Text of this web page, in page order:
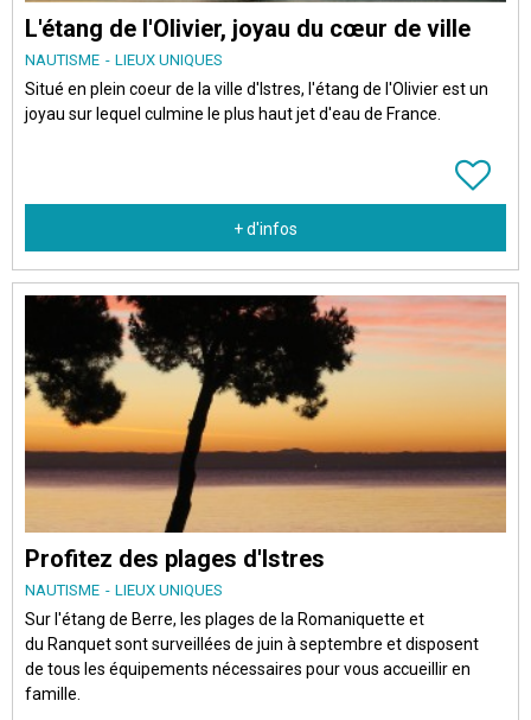
L'étang de l'Olivier, joyau du cœur de ville
NAUTISME LIEUX UNIQUES
Situé en plein coeur de la ville d'Istres, l'étang de l'Olivier est un
joyau sur lequel culmine le plus haut jet d'eau de France.
+ d'infos
Profitez des plages d'Istres
NAUTISME LIEUX UNIQUES
​Sur l'étang de Berre, les plages de la Romaniquette et
du Ranquet sont surveillées de juin à septembre et disposent
de tous les équipements nécessaires pour vous accueillir en
famille.